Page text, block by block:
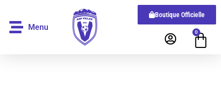
Menu
Boutique Officielle
0